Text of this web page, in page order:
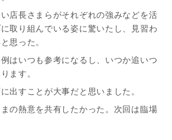
店長さまらがそれぞれの強みなどを活
取り組んでいる姿に驚いたし、見習わ
思った。
はいつも参考になるし、いつか追いつ
ます。
出すことが大事だと思いました。
の熱意を共有したかった。次回は臨場